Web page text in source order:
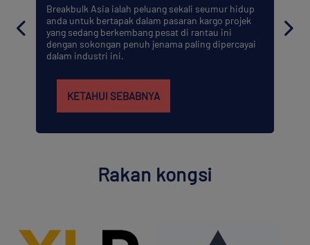
Program Penghantar Global Breakbulk ialah
rangkaian eksklusif yang direka untuk pemilik kargo
yang mengharungi kerumitan logistik projek global.
Rakan kongsi